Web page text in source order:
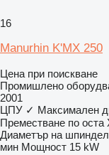
16
Manurhin K'MX 250
Цена при поискване
Промишлено
2001
ЦПУ ✓ Максимален
Преместване по оста
Диаметър на
мин Мощност 15 kW